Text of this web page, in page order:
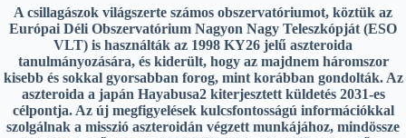
A csillagászok világszerte számos obszervatóriumot, köztük az
Európai Déli Obszervatórium Nagyon Nagy Teleszkópját (ESO
VLT) is használták az 1998 KY26 jelű aszteroida
tanulmányozására, és kiderült, hogy az majdnem háromszor
kisebb és sokkal gyorsabban forog, mint korábban gondolták. Az
aszteroida a japán Hayabusa2 kiterjesztett küldetés 2031-es
célpontja. Az új megfigyelések kulcsfontosságú információkkal
szolgálnak a misszió aszteroidán végzett munkájához, mindössze